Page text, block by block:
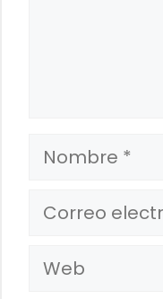
Nombre
Correo
electrónico
Web